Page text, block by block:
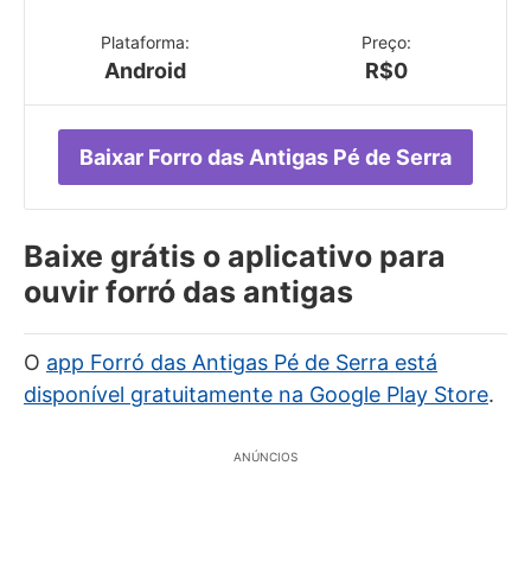
Plataforma:
Android
Preço:
R$0
Baixar Forro das Antigas Pé de Serra
Baixe grátis o aplicativo para
ouvir forró das antigas
O app Forró das Antigas Pé de Serra está
disponível gratuitamente na Google Play Store.
ANÚNCIOS